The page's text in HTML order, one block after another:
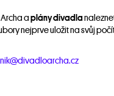
a plány divadla
nejprve uložit na svůj